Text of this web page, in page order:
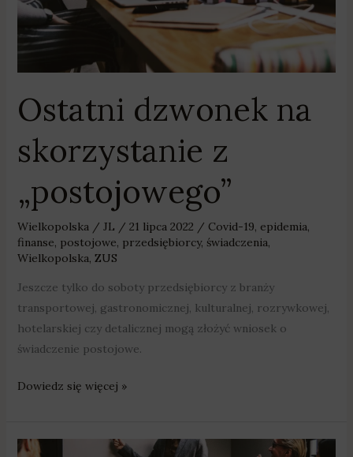
Ostatni dzwonek na
skorzystanie z
„postojowego”
Wielkopolska/ JL / 21 lipca 2022 / Covid-19, epidemia,
finanse, postojowe, przedsiębiorcy, świadczenia,
Wielkopolska, ZUS
Jeszcze tylko do soboty przedsiębiorcy z branży
transportowej, gastronomicznej, kulturalnej, rozrywkowej,
hotelarskiej czy detalicznej mogą złożyć wniosek o
świadczenie postojowe.
Dowiedz się więcej »
Tylko